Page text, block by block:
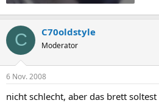
C C70oldstyle
Moderator
6 Nov. 2008
nicht schlecht, aber das brett